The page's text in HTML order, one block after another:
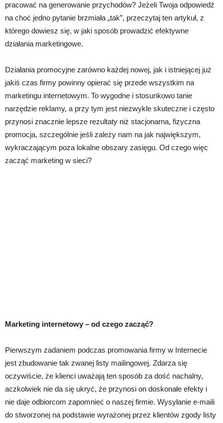
pracować na generowanie przychodów? Jeżeli Twoja odpowiedź
na choć jedno pytanie brzmiała „tak”, przeczytaj ten artykuł, z
którego dowiesz się, w jaki sposób prowadzić efektywne
działania marketingowe.
Działania promocyjne zarówno każdej nowej, jak i istniejącej już
jakiś czas firmy powinny opierać się przede wszystkim na
marketingu internetowym. To wygodne i stosunkowo tanie
narzędzie reklamy, a przy tym jest niezwykle skuteczne i często
przynosi znacznie lepsze rezultaty niż stacjonarna, fizyczna
promocja, szczególnie jeśli zależy nam na jak największym,
wykraczającym poza lokalne obszary zasięgu. Od czego więc
zacząć marketing w sieci?
Marketing internetowy – od czego zacząć?
Pierwszym zadaniem podczas promowania firmy w Internecie
jest zbudowanie tak zwanej listy mailingowej. Zdarza się
oczywiście, że klienci uważają ten sposób za dość nachalny,
aczkolwiek nie da się ukryć, że przynosi on doskonałe efekty i
nie daje odbiorcom zapomnieć o naszej firmie. Wysyłanie e-maili
do stworzonej na podstawie wyrażonej przez klientów zgody listy